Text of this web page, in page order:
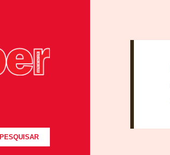
PESQUISAR